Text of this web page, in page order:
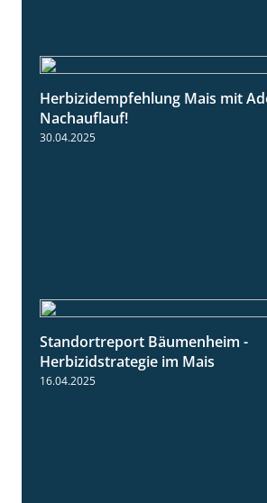
Herbizidempfehlung Mais mit
Nachauflauf!
30.04.2025
Standortreport Bäumenheim -
Herbizidstrategie im Mais
16.04.2025